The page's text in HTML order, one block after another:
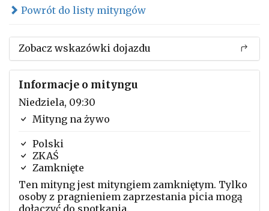
Powrót do listy mityngów
Zobacz wskazówki dojazdu
Informacje o mityngu
Niedziela, 09:30
Mityng na żywo
Polski
ZKAŚ
Zamknięte
Ten mityng jest mityngiem zamkniętym. Tylko
osoby z pragnieniem zaprzestania picia mogą
dołączyć do spotkania.